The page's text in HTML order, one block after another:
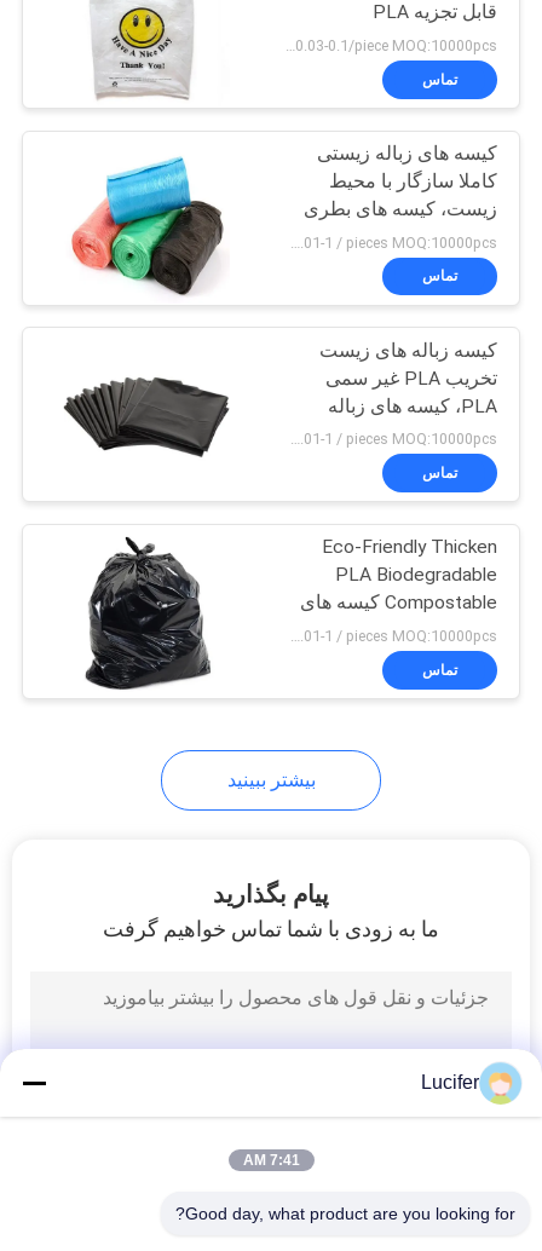
قابل تجزیه PLA
تماس
کیسه های زباله زیستی
کاملا سازگار با محیط
زیست، کیسه های بطری
سفارشی سفارشی
تماس
کیسه زباله های زیست
تخریب PLA غیر سمی
PLA، کیسه های زباله
کامپوزیتی سازگار با محیط
زیست
US $0.01-1 / pieces MOQ:10000pcs
تماس
Eco-Friendly Thicken
PLA Biodegradable
Compostable کیسه های
سطل زباله استفاده خانگیUS $0.01-1 / pieces MOQ:10000pcs
تماس
بیشتر ببینید
پیام بگذارید
ما به زودی با شما تماس خواهیم گرفت
Lucifer
7:41 AM
Good day, what product are you looking for?